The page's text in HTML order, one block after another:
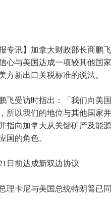
报专讯】加拿大财政部长商鹏
心与美国达成一项较其他国
方新出口关税标准的说法。
鹏飞受访时指出：「我们向
所以我们的地位与其他国家
指向加拿大从关键矿产及能
国的角色。
日前达成新双边协议
理卡尼与美国总统特朗普已